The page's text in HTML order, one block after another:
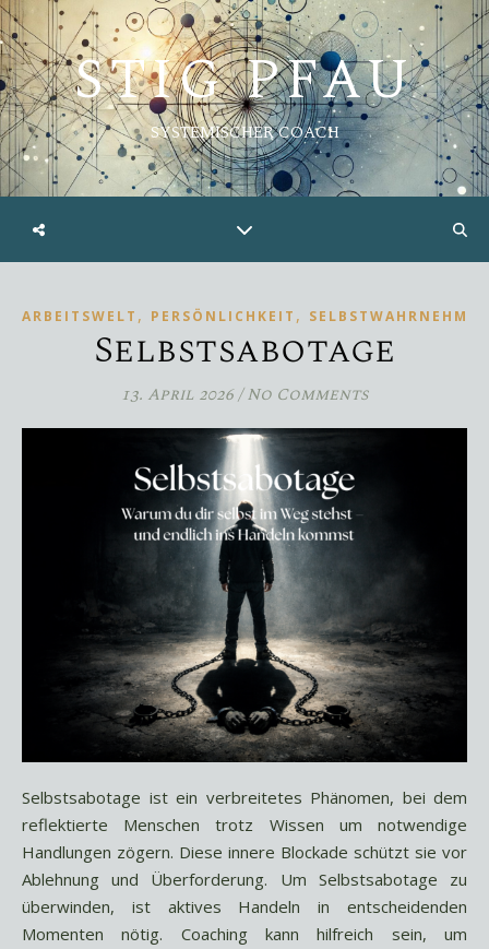
STIG PFAU
SYSTEMISCHER COACH
ARBEITSWELT , PERSÖNLICHKEIT ,
Selbstsabotage
13. April 2026/ No Comments
Selbstsabotage ist ein verbreitetes Phänomen, bei dem
reflektierte Menschen trotz Wissen um notwendige
Handlungen zögern. Diese innere Blockade schützt sie vor
Ablehnung und Überforderung. Um Selbstsabotage zu
überwinden, ist aktives Handeln in entscheidenden
Momenten nötig. Coaching kann hilfreich sein, um